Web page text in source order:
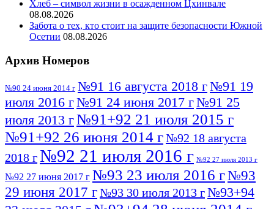
Хлеб – символ жизни в осажденном Цхинвале
08.08.2026
Забота о тех, кто стоит на защите безопасности Южной
Осетии 08.08.2026
Архив Номеров
№90 24 июня 2014 г №91 16 августа 2018 г№91 19
июля 2016 г№91 24 июня 2017 г№91 25
июля 2013 г№91+92 21 июля 2015 г
№91+92 26 июня 2014 г№92 18 августа
2018 г№92 21 июля 2016 г №92 27 июля 2013 г
№92 27 июня 2017 г №93 23 июля 2016 г№93
29 июня 2017 г№93 30 июля 2013 г№93+94